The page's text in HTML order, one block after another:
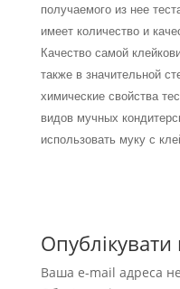
получаемого из нее
имеет количество и
Качество самой
также в значительной
химические свойства
видов мучных
использовать муку с
Ваша e-mail адреса